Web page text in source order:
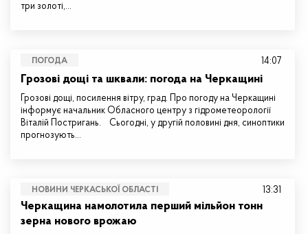
три золоті,…
ПОГОДА
Грозові дощі та шквали: погода на Черкащині
Грозові дощі, посилення вітру, град. Про погоду на Черкащині
інформує начальник Обласного центру з гідрометеорології
Віталій Постригань. Сьогодні, у другій половині дня, синоптики
прогнозують…
14:07
НОВИНИ ЧЕРКАСЬКОЇ ОБЛАСТІ
Черкащина намолотила перший мільйон тонн
зерна нового врожаю
13:31